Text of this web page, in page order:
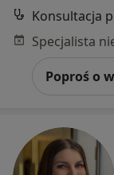
Konsultacja
Poproś o